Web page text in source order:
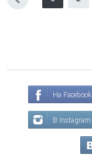
На Facebook
В Instagram